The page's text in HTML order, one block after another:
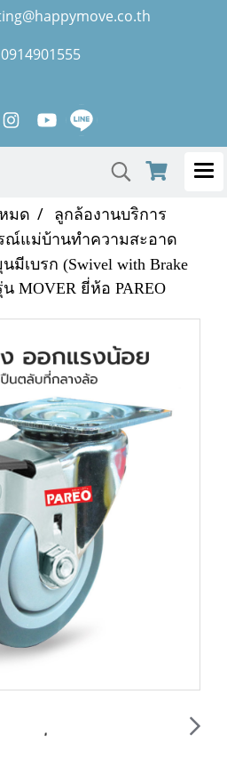
0914901555
มด
ลูกล้องานบริการ
ณ์แม่บ้านทำความสะอาด
มีเบรก (Swivel with Brake
น MOVER ยี่ห้อ PAREO